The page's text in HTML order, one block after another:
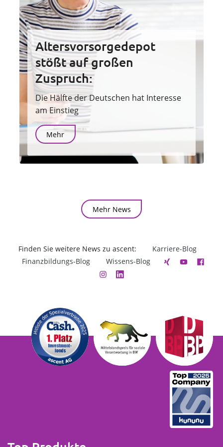
Altersvorsorgedepot
stößt auf großen
Zuspruch:
Die Hälfte der Deutschen hat Interesse
am Einstieg
Mehr
Mehr News
Finden Sie weitere News zu ascent:
Karriere-Blog
Finanzbildungs-Blog
Wissens-Blog